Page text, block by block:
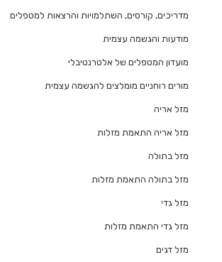
מדריכים, קורסים, השתלמויות והרצאות למטפלים
מודעות והגשמה עצמית
מועדון המטפלים של אלטרנטיבלי
מורים רוחניים מומלצים להגשמה עצמית
מזל אריה
מזל אריה התאמת מזלות
מזל בתולה
מזל בתולה התאמת מזלות
מזל גדי
מזל גדי התאמת מזלות
מזל דגים